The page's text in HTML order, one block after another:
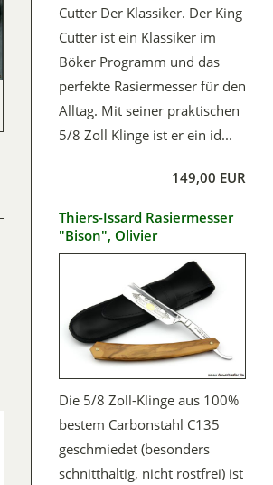
Cutter Der Klassiker. Der King
Cutter ist ein Klassiker im
Böker Programm und das
perfekte Rasiermesser für den
Alltag. Mit seiner praktischen
5/8 Zoll Klinge ist er ein id...
149,00 EUR
Thiers-Issard Rasiermesser
"Bison", Olivier
Die 5/8 Zoll-Klinge aus 100%
bestem Carbonstahl C135
geschmiedet (besonders
schnitthaltig, nicht rostfrei) ist